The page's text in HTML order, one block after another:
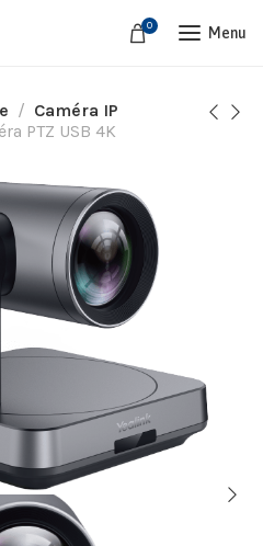
0 Menu
Caméra IP
PTZ USB 4K